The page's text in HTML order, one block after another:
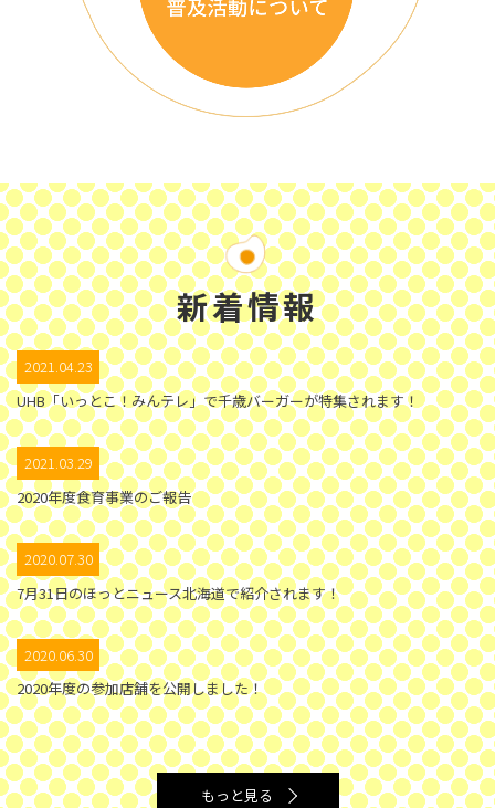
新着情報
2021.04.23
UHB「いっとこ！みんテレ」で千歳バーガーが特集されます！
2021.03.29
2020年度食育事業のご報告
2020.07.30
7月31日のほっとニュース北海道で紹介されます！
2020.06.30
2020年度の参加店舗を公開しました！
もっと見る